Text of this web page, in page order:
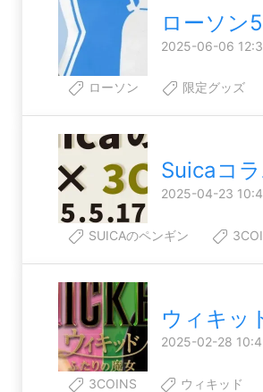
ローソン
2025-06-06
ローソン 限定グッズ
Suicaコラ
2025-04-23
SUICAのペンギン
ウィキッ
2025-02-28
3COINS ウィキッド